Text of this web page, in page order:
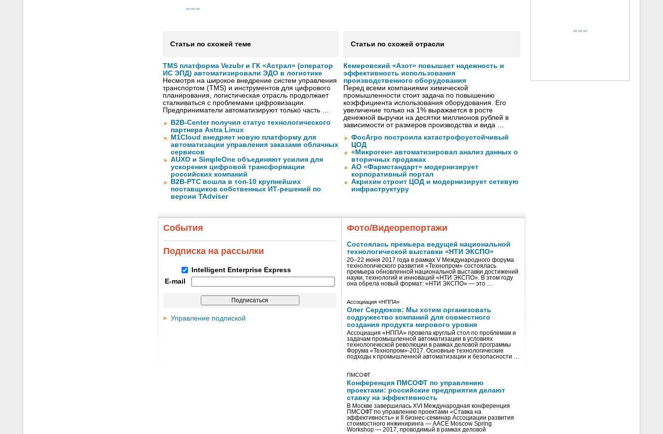
Статьи по схожей теме
TMS платформа Vezubr и ГК «Астрал» (оператор
ИС ЭПД) автоматизировали ЭДО в логистике
Несмотря на широкое внедрение систем управления
транспортом (TMS) и инструментов для цифрового
планирования, логистическая отрасль продолжает
сталкиваться с проблемами цифровизации.
Предприниматели автоматизируют только часть …
B2B-Center получил статус технологического
партнера Astra Linux
M1Cloud внедряет новую платформу для
автоматизации управления заказами облачных
сервисов
AUXO и SimpleOne объединяют усилия для
ускорения цифровой трансформации
российских компаний
B2B-РТС вошла в топ-10 крупнейших
поставщиков собственных ИТ-решений по
версии TAdviser
Статьи по схожей отрасли
Кемеровский «Азот» повышает надежность и
эффективность использования
производственного оборудования
Перед всеми компаниями химической
промышленности стоит задача по повышению
коэффициента использования оборудования. Его
увеличение только на 1% выражается в росте
денежной выручки на десятки миллионов рублей в
зависимости от размеров производства и вида …
ФосАгро построила катастрофоустойчивый
ЦОД
«Микроген» автоматизировал анализ данных о
вторичных продажах
АО «Фармстандарт» модернизирует
корпоративный портал
Акрихин строит ЦОД и модернизирует сетевую
инфраструктуру
События
Подписка на рассылки
Intelligent Enterprise Express
E-mail
Управление подпиской
Фото/Видеорепортажи
Состоялась премьера ведущей национальной
технологической выставки «НТИ ЭКСПО»
20–22 июня 2017 года в рамках V Международного форума
технологического развития «Технопром» состоялась
премьера обновленной национальной выставки достижений
науки, технологий и инноваций «НТИ ЭКСПО». В этом году
она обрела новый формат: «НТИ ЭКСПО» — это …
Ассоциация «НППА»
Олег Сердюков: Мы хотим организовать
содружество компаний для совместного
создания продукта мирового уровня
Ассоциация «НППА» провела круглый стол по проблемам и
задачам промышленной автоматизации в условиях
технологической революции в рамках деловой программы
Форума «Технопром»-2017. Основные технологические
подходы к промышленной автоматизации и безопасности …
ПМСОФТ
Конференция ПМСОФТ по управлению
проектами: российские предприятия делают
ставку на эффективность
В Москве завершилась XVI Международная конференция
ПМСОФТ по управлению проектами «Ставка на
эффективность» и II бизнес-семинар Ассоциации развития
стоимостного инжиниринга — AACE Moscow Spring
Workshop — 2017, проводимый в рамках деловой